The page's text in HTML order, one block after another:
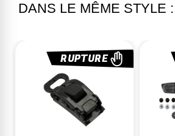
DANS LE MÊME STYLE :
RUPTURE